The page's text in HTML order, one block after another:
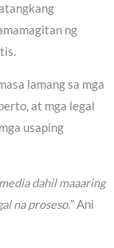
ng
lamang sa mga
at mga legal
usaping
dahil maaaring
na proseso.” Ani